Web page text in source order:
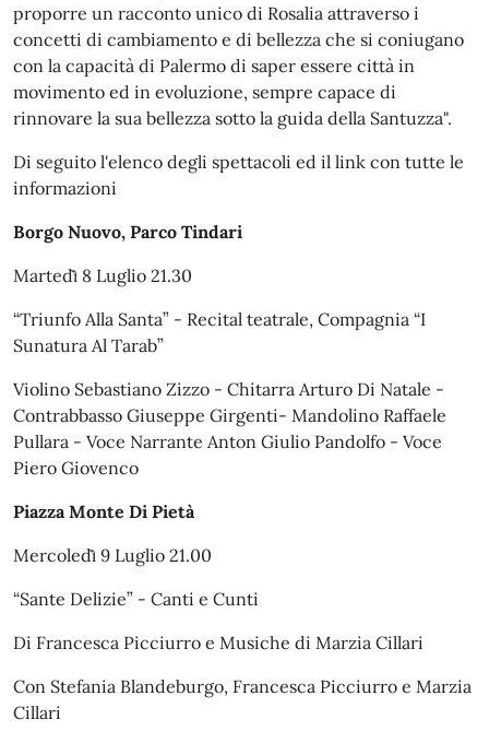
proporre un racconto unico di Rosalia attraverso i
concetti di cambiamento e di bellezza che si coniugano
con la capacità di Palermo di saper essere città in
movimento ed in evoluzione, sempre capace di
rinnovare la sua bellezza sotto la guida della Santuzza".
Di seguito l'elenco degli spettacoli ed il link con tutte le
informazioni
Borgo Nuovo, Parco Tindari
Martedì̀ 8 Luglio 21.30
“Triunfo Alla Santa” - Recital teatrale, Compagnia “I
Sunatura Al Tarab”
Violino Sebastiano Zizzo - Chitarra Arturo Di Natale -
Contrabbasso Giuseppe Girgenti- Mandolino Raffaele
Pullara - Voce Narrante Anton Giulio Pandolfo - Voce
Piero Giovenco
Piazza Monte Di Pietà
Mercoledì̀ 9 Luglio 21.00
“Sante Delizie” - Canti e Cunti
Di Francesca Picciurro e Musiche di Marzia Cillari
Con Stefania Blandeburgo, Francesca Picciurro e Marzia
Cillari